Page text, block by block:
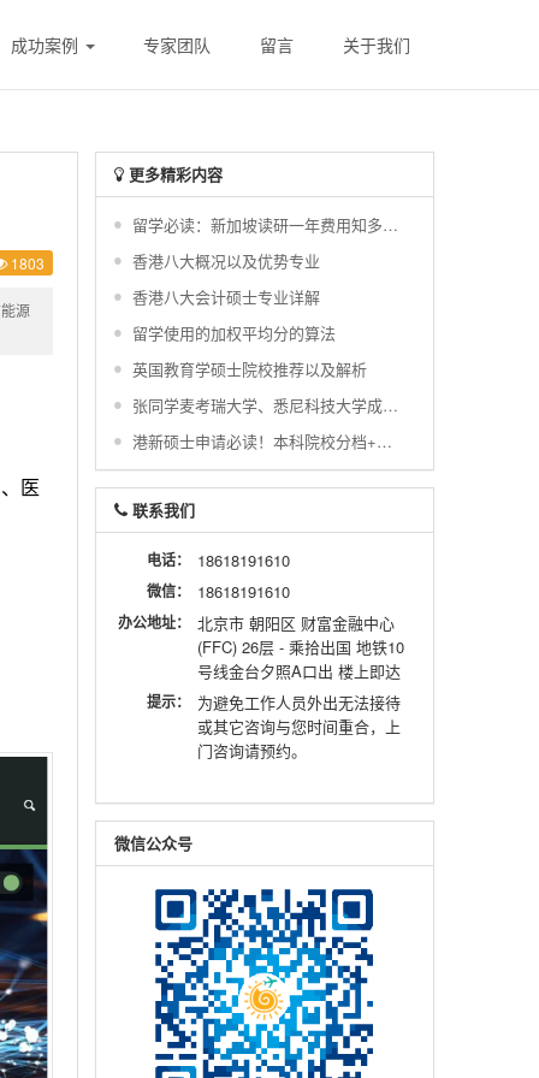
成功案例 专家团队 留言 关于我们
1803
源
医
更多精彩内容
留学必读：新加坡读研一年费用知多少？
香港八大概况以及优势专业
香港八大会计硕士专业详解
留学使用的加权平均分的算法
英国教育学硕士院校推荐以及解析
张同学麦考瑞大学、悉尼科技大学成功案例
港新硕士申请必读！本科院校分档+留学申请定位
联系我们
电话： 18618191610
微信： 18618191610
办公地址：
北京市 朝阳区 财富金融中心
(FFC) 26层 - 乘拾出国 地铁10
号线金台夕照A口出 楼上即达
提示：
为避免工作人员外出无法接待
或其它咨询与您时间重合，上
门咨询请预约。
微信公众号